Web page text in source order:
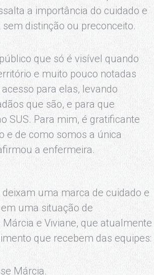
a importância do cuidado e
distinção ou preconceito.
que só é visível quando
e muito pouco notadas
para elas, levando
que são, e para que
SUS. Para mim, é gratificante
e de como somos a única
a enfermeira.
uma marca de cuidado e
uma situação de
e Viviane, que atualmente
que recebem das equipes:
Márcia.